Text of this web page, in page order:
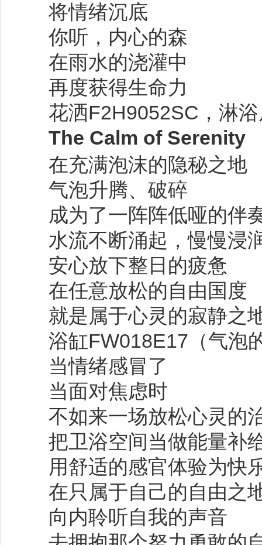
将情绪沉底
你听，内心的森
在雨水的浇灌中
再度获得生命力
花洒F2H9052SC，淋
The Calm of Serenity
在充满泡沫的隐秘之地
气泡升腾、破碎
成为了一阵阵低哑的伴
水流不断涌起，慢慢浸
安心放下整日的疲惫
在任意放松的自由国度
就是属于心灵的寂静之
浴缸FW018E17（气泡
当情绪感冒了
当面对焦虑时
不如来一场放松心灵的
把卫浴空间当做能量补
用舒适的感官体验为快
在只属于自己的自由之
向内聆听自我的声音